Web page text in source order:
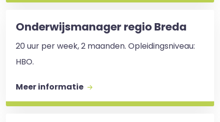
Onderwijsmanager regio Breda
20 uur per week, 2 maanden. Opleidingsniveau:
HBO.
Meer informatie